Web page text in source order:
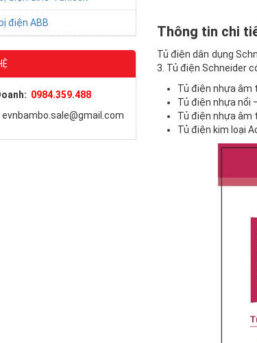
Thông tin chi
Tủ điện dân dụng
3. Tủ điện Schneider
Tủ điện nhựa âm
Tủ điện nhựa nổi
Tủ điện nhựa âm
Tủ điện kim loại
điện ABB
0984.359.488
evnbambo.sale@gmail.com